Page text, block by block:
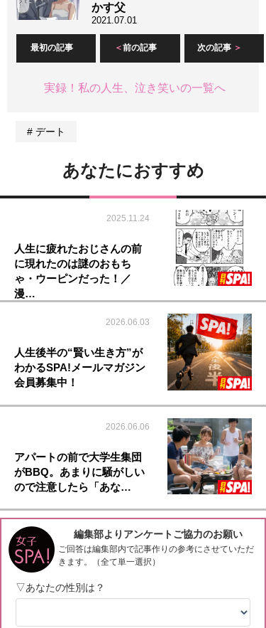
かす父
2021.07.01
最初の記事 前の記事 次の記事
実録！私の人生、泣き笑いの一覧へ
デート
あなたにおすすめ
2025.11.24
人生に疲れたおじさんの前
に現れたのは謎のおもち
ゃ・ウーピンだった！／
漫…
2026.06.03
人生後半の“賢い生き方”が
わかるSPA!メールマガジン
会員募集中！
2026.06.06
アパートの前で大学生集団
がBBQ。あまりに騒がしい
ので注意したら「あな…